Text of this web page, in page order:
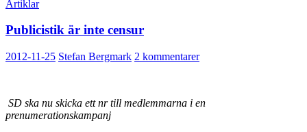
Artiklar
Publicistik är inte censur
2012-11-25 Stefan Bergmark 2 kommentarer
SD ska nu skicka ett nr till medlemmarna i en
prenumerationskampanj